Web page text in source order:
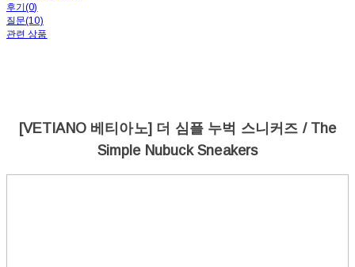
후기(0)
질문(10)
관련 상품
[VETIANO 베티아노] 더 심플 누벅 스니커즈 / The
Simple Nubuck Sneakers